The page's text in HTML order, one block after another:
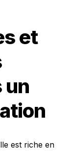
et
un
est riche en